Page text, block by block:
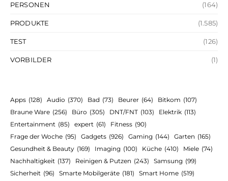
PERSONEN (164)
PRODUKTE (1.585)
TEST (126)
VORBILDER (1)
Apps (128) Audio (370) Bad (73) Beurer (64) Bitkom (107)
Braune Ware (256) Büro (305) DNT/FNT (103) Elektrik (113)
Entertainment (85) expert (61) Fitness (90)
Frage der Woche (95) Gadgets (926) Gaming (144) Garten (165)
Gesundheit & Beauty (169) Imaging (100) Küche (410) Miele (74)
Nachhaltigkeit (137) Reinigen & Putzen (243) Samsung (99)
Sicherheit (96) Smarte Mobilgeräte (181) Smart Home (519)